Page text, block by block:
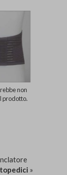
non
prodotto.
»